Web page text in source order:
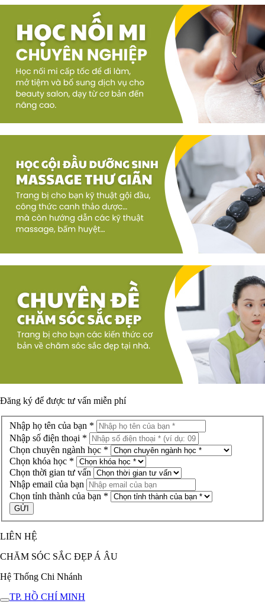
Đăng ký để được tư vấn miễn phí
Nhập họ tên của bạn *
Nhập số điện thoại *
Chọn chuyên ngành học *
Chọn khóa học *
Chọn thời gian tư vấn
Nhập email của bạn
Chọn tỉnh thành của bạn *
LIÊN HỆ
CHĂM SÓC SẮC ĐẸP Á ÂU
Hệ Thống Chi Nhánh
TP. HỒ CHÍ MINH